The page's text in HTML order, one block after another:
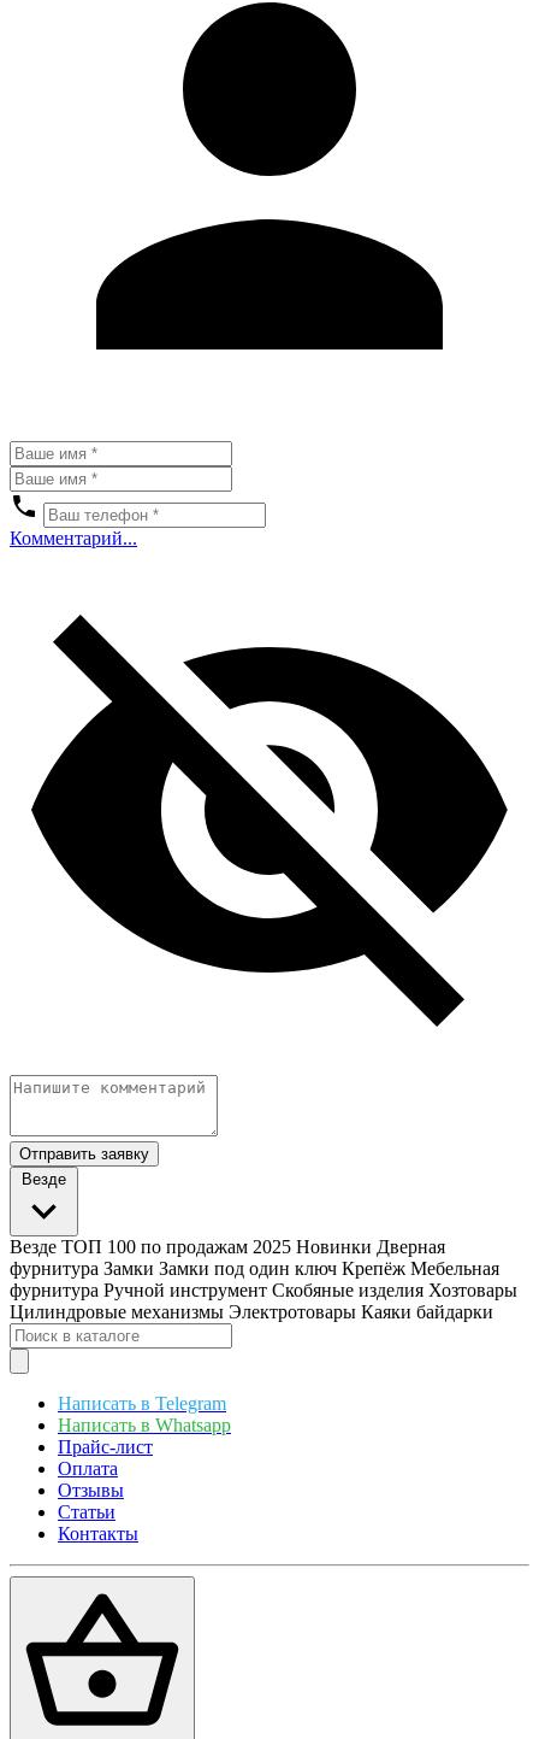
Комментарий...
Отправить заявку
Везде
Везде ТОП 100 по продажам 2025 Новинки Дверная
фурнитура Замки Замки под один ключ Крепёж Мебельная
фурнитура Ручной инструмент Скобяные изделия Хозтовары
Цилиндровые механизмы Электротовары Каяки байдарки
Написать в Telegram
Написать в Whatsapp
Прайс-лист
Оплата
Отзывы
Статьи
Контакты